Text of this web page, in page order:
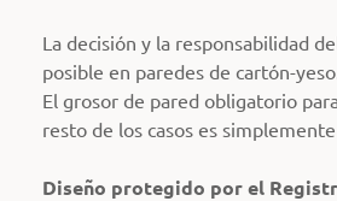
La decisión y la responsabilidad
posible en paredes de cartón-
El grosor de pared obligatorio
resto de los casos es
Diseño protegido por el